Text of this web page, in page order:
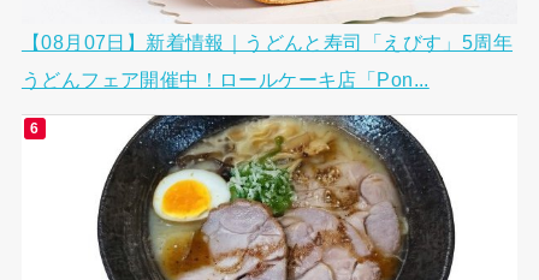
【08月07日】新着情報｜うどんと寿司「えびす」5周年
うどんフェア開催中！ロールケーキ店「Pon...